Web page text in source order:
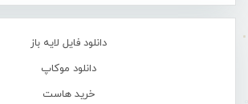
دانلود فایل لایه باز
دانلود موکاپ
خرید هاست